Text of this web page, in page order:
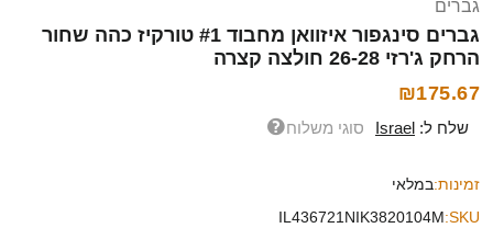
גברים
גברים סינגפור איזוואן מחבוד #1 טורקיז כהה שחור
הרחק ג'רזי 26-28 חולצה קצרה
₪175.67
שלח ל: Israel סוגי משלוח
זמינות:במלאי
SKU:
IL436721NIK3820104M